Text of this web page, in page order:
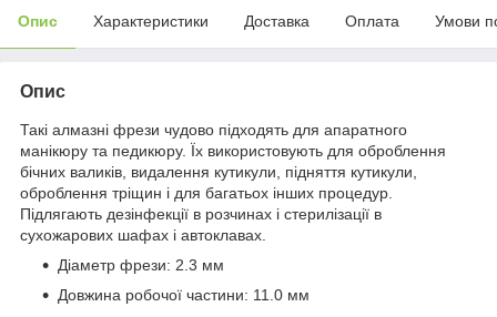
Опис Характеристики Доставка Оплата Умови
Опис
Такі алмазні фрези чудово підходять для апаратного
манікюру та педикюру. Їх використовують для оброблення
бічних валиків, видалення кутикули, підняття кутикули,
оброблення тріщин і для багатьох інших процедур.
Підлягають дезінфекції в розчинах і стерилізації в
сухожарових шафах і автоклавах.
Діаметр фрези: 2.3 мм
Довжина робочої частини: 11.0 мм